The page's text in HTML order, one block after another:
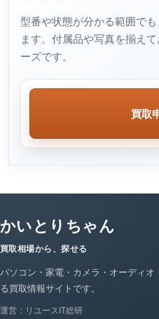
型番や状態が分かる範囲で
ます。付属品や写真を揃え
ーズです。
買取
かいとりちゃん
買取相場から、探せる
パソコン・家電・カメラ・オーディオ
る買取情報サイトです。
運営：リユースIT総研